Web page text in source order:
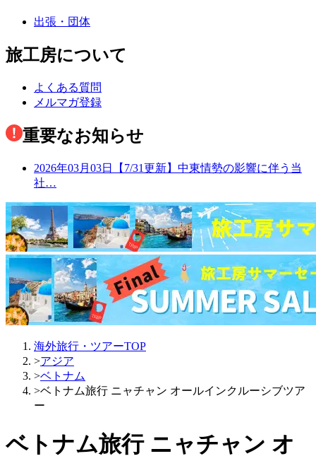
出張・団体
旅工房について
よくある質問
メルマガ登録
重要なお知らせ
2026年03月03日
【7/31更新】中東情勢の影響に伴う当
社…
海外旅行・ツアーTOP
>アジア
>ベトナム
>ベトナム旅行 ニャチャン オールインクルーシブツア
ー
ベトナム旅行 ニャチャン オ